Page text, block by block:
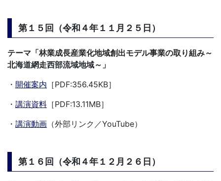
第１５回（令和４年１１月２５日）
テーマ「林業成長産業化地域創出モデル事業の取り組み～
北海道網走西部流域地域～」
・ 開催案内 ［PDF:356.45KB］
・ 講演資料 ［PDF:13.11MB］
・ 講演動画 （外部リンク／YouTube）
第１６回（令和４年１２月２６日）